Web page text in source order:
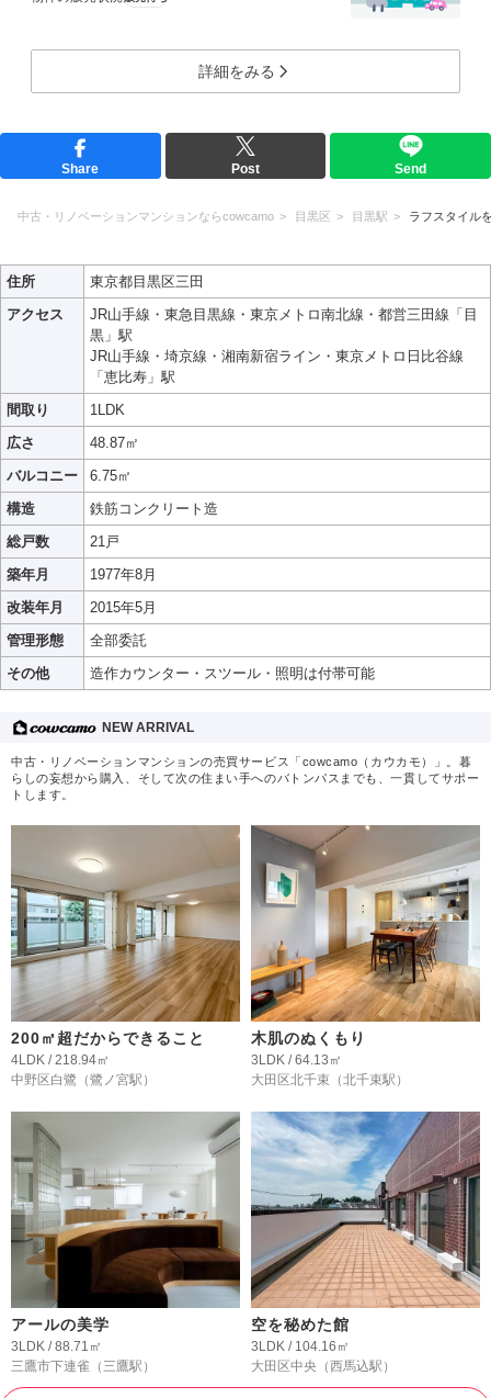
詳細をみる
Share Post Send
中古・リノベーションマンションならcowcamo 目黒区 目黒駅 ラフスタイル
住所
東京都目黒区三田
アクセス
JR山手線・東急目黒線・東京メトロ南北線・都営三田線「目
黒」駅
JR山手線・埼京線・湘南新宿ライン・東京メトロ日比谷線
「恵比寿」駅
間取り
1LDK
広さ
48.87㎡
バルコニー
6.75㎡
構造
鉄筋コンクリート造
総戸数
21戸
築年月
1977年8月
改装年月
2015年5月
管理形態
全部委託
その他
造作カウンター・スツール・照明は付帯可能
NEW ARRIVAL
中古・リノベーションマンションの売買サービス「cowcamo（カウカモ）」。暮
らしの妄想から購入、そして次の住まい手へのバトンパスまでも、一貫してサポー
トします。
200㎡超だからできること
4LDK / 218.94㎡
中野区白鷺 （鷺ノ宮駅）
木肌のぬくもり
3LDK / 64.13㎡
大田区北千束 （北千束駅）
アールの美学
3LDK / 88.71㎡
三鷹市下連雀 （三鷹駅）
空を秘めた館
3LDK / 104.16㎡
大田区中央 （西馬込駅）